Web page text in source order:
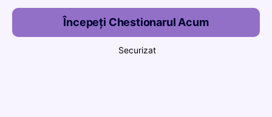
Începeți Chestionarul Acum
Securizat